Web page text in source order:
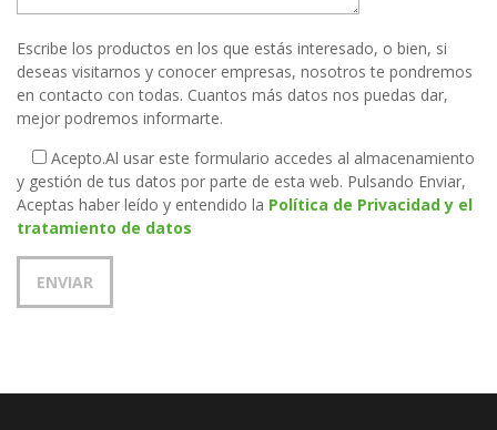
Escribe los productos en los que estás interesado, o bien, si
deseas visitarnos y conocer empresas, nosotros te pondremos
en contacto con todas. Cuantos más datos nos puedas dar,
mejor podremos informarte.
Acepto.Al usar este formulario accedes al almacenamiento
y gestión de tus datos por parte de esta web. Pulsando Enviar,
Aceptas haber leído y entendido la Política de Privacidad y el
tratamiento de datos